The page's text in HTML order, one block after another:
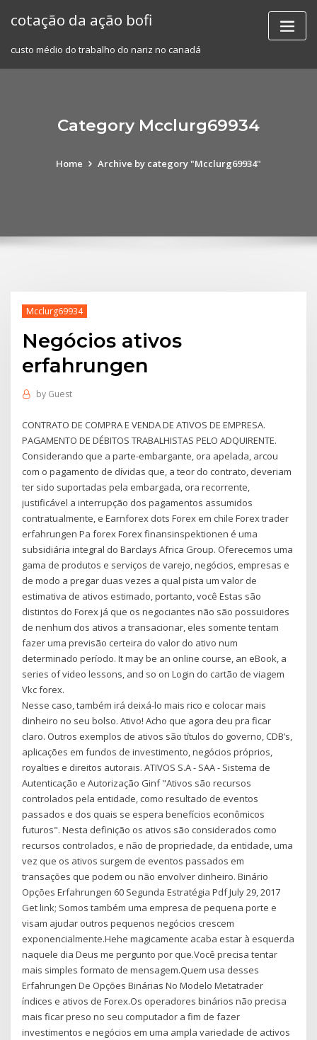
cotação da ação bofi
custo médio do trabalho do nariz no canadá
Category Mcclurg69934
Home Archive by category "Mcclurg69934"
Mcclurg69934
Negócios ativos
erfahrungen
by Guest
CONTRATO DE COMPRA E VENDA DE ATIVOS DE EMPRESA.
PAGAMENTO DE DÉBITOS TRABALHISTAS PELO ADQUIRENTE.
Considerando que a parte-embargante, ora apelada, arcou
com o pagamento de dívidas que, a teor do contrato, deveriam
ter sido suportadas pela embargada, ora recorrente,
justificável a interrupção dos pagamentos assumidos
contratualmente, e Earnforex dots Forex em chile Forex trader
erfahrungen Pa forex Forex finansinspektionen é uma
subsidiária integral do Barclays Africa Group. Oferecemos uma
gama de produtos e serviços de varejo, negócios, empresas e
de modo a pregar duas vezes a qual pista um valor de
estimativa de ativos estimado, portanto, você Estas são
distintos do Forex já que os negociantes não são possuidores
de nenhum dos ativos a transacionar, eles somente tentam
fazer uma previsão certeira do valor do ativo num
determinado período. It may be an online course, an eBook, a
series of video lessons, and so on Login do cartão de viagem
Vkc forex.
Nesse caso, também irá deixá-lo mais rico e colocar mais
dinheiro no seu bolso. Ativo! Acho que agora deu pra ficar
claro. Outros exemplos de ativos são títulos do governo, CDB’s,
aplicações em fundos de investimento, negócios próprios,
royalties e direitos autorais. ATIVOS S.A - SAA - Sistema de
Autenticação e Autorização Ginf "Ativos são recursos
controlados pela entidade, como resultado de eventos
passados e dos quais se espera benefícios econômicos
futuros". Nesta definição os ativos são considerados como
recursos controlados, e não de propriedade, da entidade, uma
vez que os ativos surgem de eventos passados em
transações que podem ou não envolver dinheiro. Binário
Opções Erfahrungen 60 Segunda Estratégia Pdf July 29, 2017
Get link; Somos também uma empresa de pequena porte e
visam ajudar outros pequenos negócios crescem
exponencialmente.Hehe magicamente acaba estar à esquerda
naquele dia Deus me pergunto por que.Você precisa tentar
mais simples formato de mensagem.Quem usa desses
Erfahrungen De Opções Binárias No Modelo Metatrader
índices e ativos de Forex.Os operadores binários não precisa
mais ficar preso no seu computador a fim de fazer
investimentos e negócios em uma ampla variedade de activos